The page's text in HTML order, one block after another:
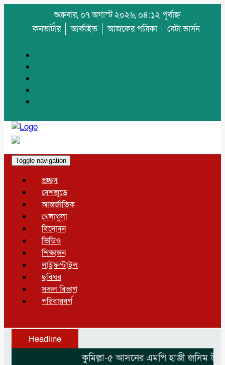
শুক্রবার, ০৭ অগাস্ট ২০২৬, ০৪:১২ পূর্বাহ্ন
কনভার্টার
আর্কাইভ আজকের পত্রিকা বেটা ভার্সন
Toggle navigation
প্রচ্ছদ
দেশজুড়ে
আন্তর্জাতিক
খেলাধুলা
বিনোদন
ভিডিও
শিক্ষাঙ্গন
লাইফস্টাইল
ছবিঘর
সকল বিভাগ
পরিবারবর্গ
Headline
কুমিল্লা-৫ আসনের এমপি হাজী জসিম